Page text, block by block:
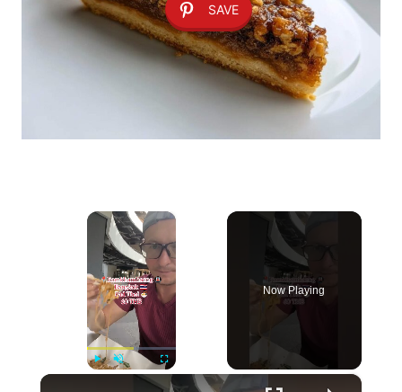
SAVE
×
Unmute Fullscreen
Now Playing
×